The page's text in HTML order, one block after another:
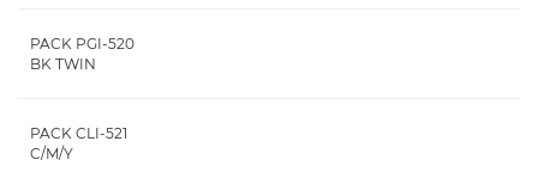
PACK PGI-520
BK TWIN
PACK CLI-521
C/M/Y